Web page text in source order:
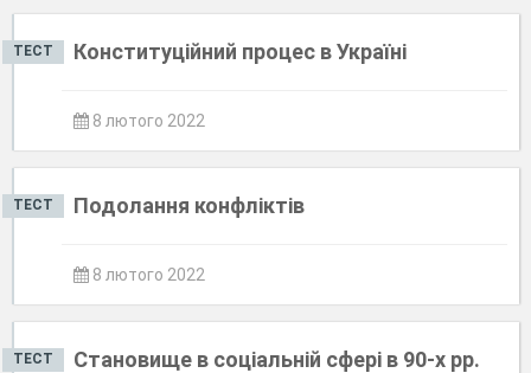
ТЕСТ Конституційний процес в Україні
8 лютого 2022
ТЕСТ Подолання конфліктів
8 лютого 2022
ТЕСТ Становище в соціальній сфері в 90-х рр.